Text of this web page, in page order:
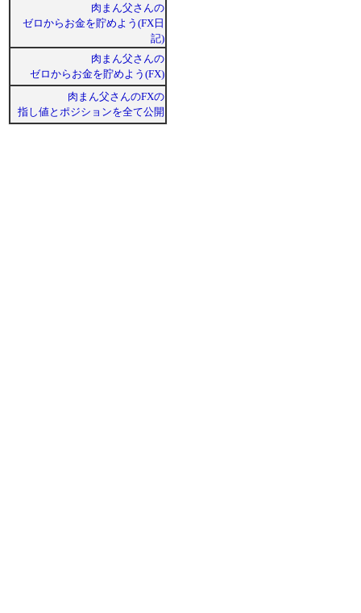
肉まん父さんの
ゼロからお金を貯めよう(FX日
記)
肉まん父さんの
ゼロからお金を貯めよう(FX)
肉まん父さんのFXの
指し値とポジションを全て公開